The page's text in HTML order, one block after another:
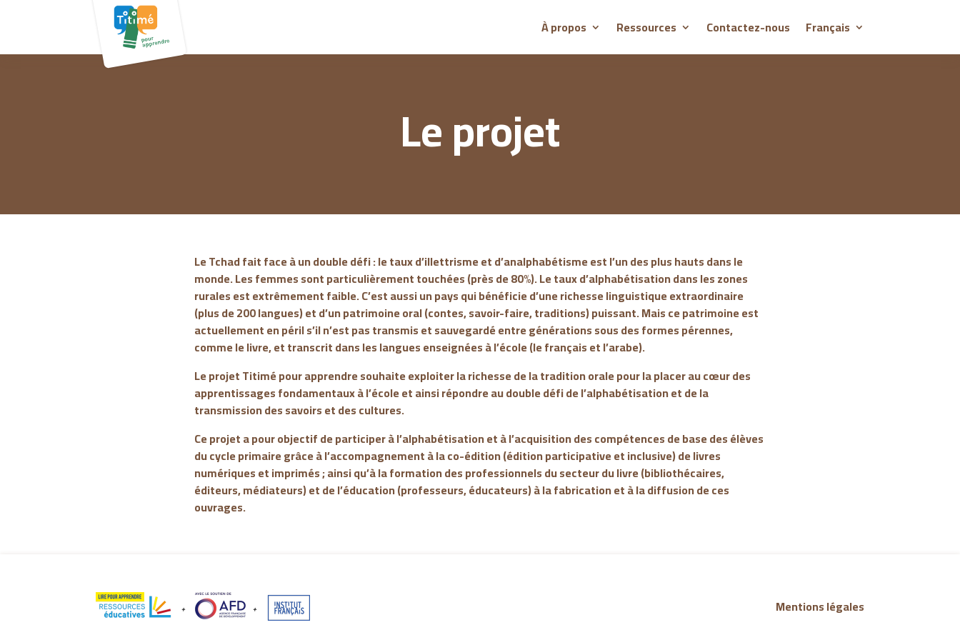
À propos Ressources Contactez-nous Français
Le projet
Le Tchad fait face à un double défi : le taux d’illettrisme et d’analphabétisme est l’un des plus hauts dans le
monde. Les femmes sont particulièrement touchées (près de 80%). Le taux d’alphabétisation dans les zones
rurales est extrêmement faible. C’est aussi un pays qui bénéficie d’une richesse linguistique extraordinaire
(plus de 200 langues) et d’un patrimoine oral (contes, savoir-faire, traditions) puissant. Mais ce patrimoine est
actuellement en péril s’il n’est pas transmis et sauvegardé entre générations sous des formes pérennes,
comme le livre, et transcrit dans les langues enseignées à l’école (le français et l’arabe).
Le projet Titimé pour apprendre souhaite exploiter la richesse de la tradition orale pour la placer au cœur des
apprentissages fondamentaux à l’école et ainsi répondre au double défi de l’alphabétisation et de la
transmission des savoirs et des cultures.
Ce projet a pour objectif de participer à l’alphabétisation et à l’acquisition des compétences de base des élèves
du cycle primaire grâce à l’accompagnement à la co-édition (édition participative et inclusive) de livres
numériques et imprimés ; ainsi qu’à la formation des professionnels du secteur du livre (bibliothécaires,
éditeurs, médiateurs) et de l’éducation (professeurs, éducateurs) à la fabrication et à la diffusion de ces
ouvrages.
Mentions légales